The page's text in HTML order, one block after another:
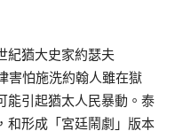
紀猶大史家約瑟夫
害怕施洗約翰人雖在獄
能引起猶太人民暴動。泰
和形成「宮廷鬧劇」版本